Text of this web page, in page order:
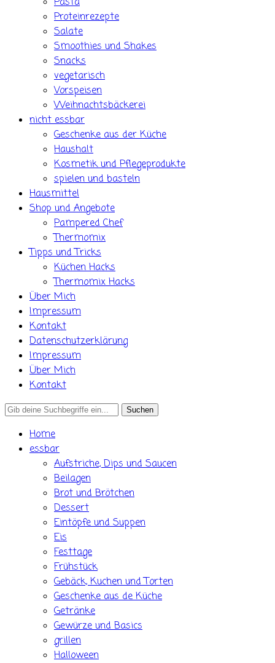
Proteinrezepte
Salate
Smoothies und Shakes
Snacks
vegetarisch
Vorspeisen
Weihnachtsbäckerei
nicht essbar
Geschenke aus der Küche
Haushalt
Kosmetik und Pflegeprodukte
spielen und basteln
Hausmittel
Shop und Angebote
Pampered Chef
Thermomix
Tipps und Tricks
Küchen Hacks
Thermomix Hacks
Über Mich
Impressum
Kontakt
Datenschutzerklärung
Impressum
Über Mich
Kontakt
Search
Home
essbar
Aufstriche, Dips und Saucen
Beilagen
Brot und Brötchen
Dessert
Eintöpfe und Suppen
Eis
Festtage
Frühstück
Gebäck, Kuchen und Torten
Geschenke aus de Küche
Getränke
Gewürze und Basics
grillen
Halloween